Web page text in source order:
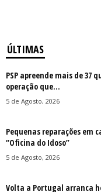
ÚLTIMAS
PSP apreende mais de 37
operação que...
5 de Agosto, 2026
Pequenas reparações em
“Oficina do Idoso”
5 de Agosto, 2026
Volta a Portugal arranca